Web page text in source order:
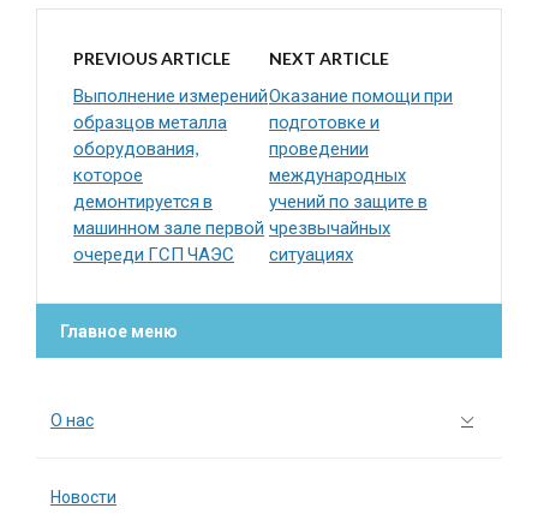
PREVIOUS ARTICLE
Выполнение измерений
образцов металла
оборудования,
которое
демонтируется в
машинном зале первой
очереди ГСП ЧАЭС
NEXT ARTICLE
Оказание помощи при
подготовке и
проведении
международных
учений по защите в
чрезвычайных
ситуациях
Главное меню
О нас
Новости